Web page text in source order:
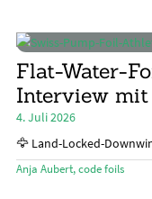
Mein Konto
Flat-Water-
Interview
4. Juli 2026
🦅 Land-Locked-
Anja Aubert, code foils